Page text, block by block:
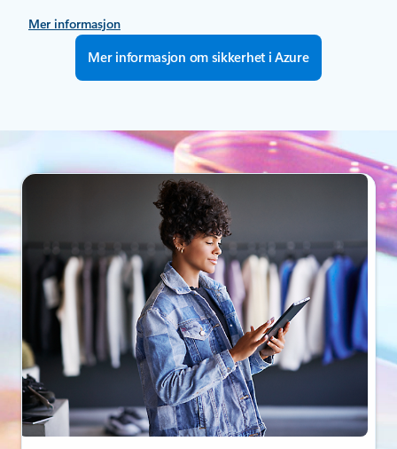
Mer informasjon
Mer informasjon om sikkerhet i Azure